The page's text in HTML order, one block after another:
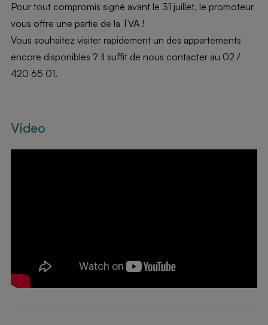
Pour tout compromis signé avant le 31 juillet, le promoteur
vous offre une partie de la TVA !
Vous souhaitez visiter rapidement un des appartements
encore disponibles ? Il suffit de nous contacter au 02 /
420 65 01.
Video